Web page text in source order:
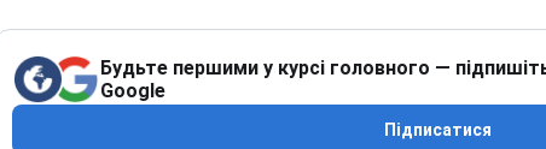
Будьте першими у курсі головного —
Google
Підписатися